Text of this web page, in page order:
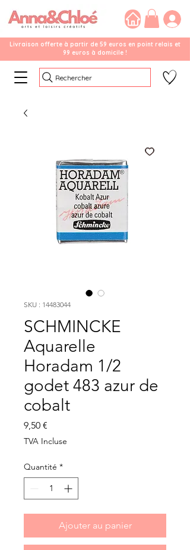
Livraison offerte à partir de 59 euros en point relais et
99 euros à domicile !
Rechercher
SKU : 14483044
SCHMINCKE
Aquarelle
Horadam 1/2
godet 483 azur de
cobalt
9,50 €
TVA Incluse
Quantité *
Ajouter au panier